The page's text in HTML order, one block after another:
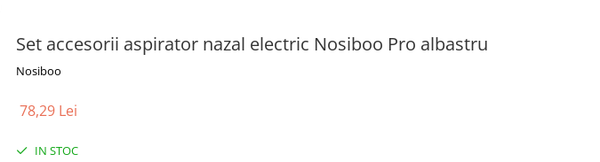
Set accesorii aspirator nazal electric Nosiboo Pro albastru
Nosiboo
78,29 Lei
IN STOC